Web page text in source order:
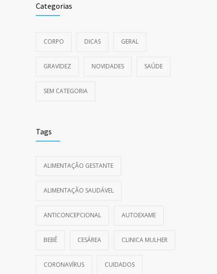
Categorias
CORPO DICAS GERAL
GRAVIDEZ NOVIDADES SAÚDE
SEM CATEGORIA
Tags
ALIMENTAÇÃO GESTANTE
ALIMENTAÇÃO SAUDÁVEL
ANTICONCEPCIONAL AUTOEXAME
BEBÊ CESÁREA CLINICA MULHER
CORONAVÍRUS CUIDADOS